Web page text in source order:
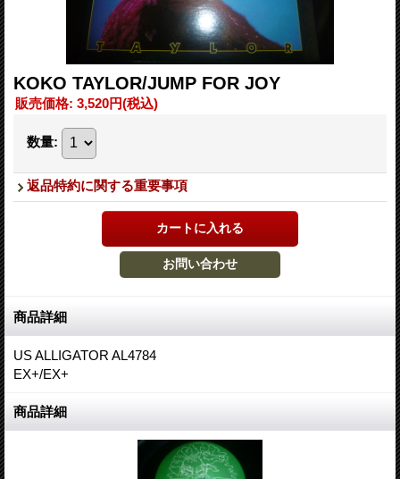
KOKO TAYLOR/JUMP FOR JOY
販売価格: 3,520円(税込)
数量:
返品特約に関する重要事項
商品詳細
US ALLIGATOR AL4784
EX+/EX+
商品詳細